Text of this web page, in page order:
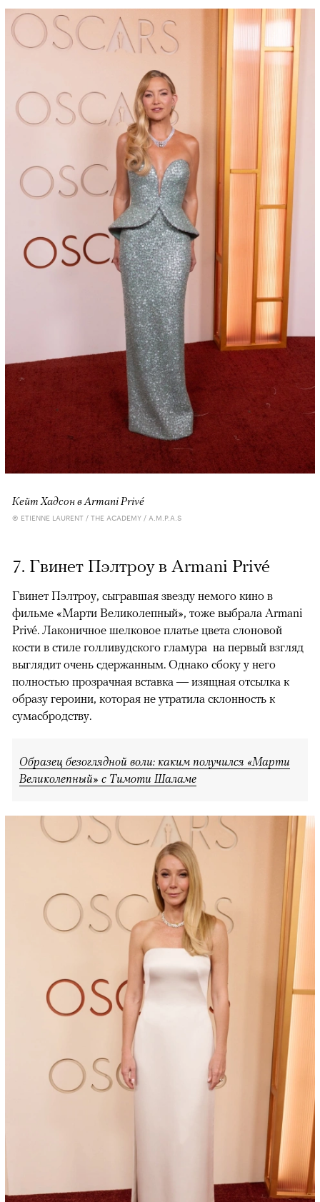
Кейт Хадсон в Armani Privé
© ETIENNE LAURENT / THE ACADEMY / A.M.P.A.S
7. Гвинет Пэлтроу в Armani Privé
Гвинет Пэлтроу, сыгравшая звезду немого кино в
фильме «Марти Великолепный», тоже выбрала Armani
Privé. Лаконичное шелковое платье цвета слоновой
кости в стиле голливудского гламура на первый взгляд
выглядит очень сдержанным. Однако сбоку у него
полностью прозрачная вставка — изящная отсылка к
образу героини, которая не утратила склонность к
сумасбродству.
Образец безоглядной воли: каким получился «Марти
Великолепный» с Тимоти Шаламе